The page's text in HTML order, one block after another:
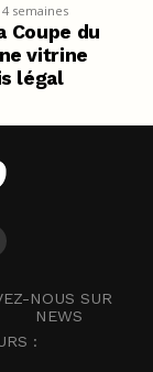
4 semaines
du
vitrine
légal
NOUS SUR
NEWS
: